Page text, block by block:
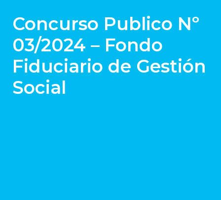
Concurso Publico Nº
03/2024 – Fondo
Fiduciario de Gestión
Social